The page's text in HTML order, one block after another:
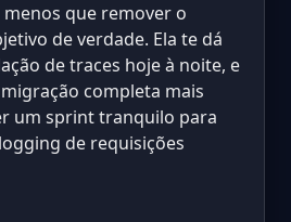
menos que remover o
de verdade. Ela te dá
de traces hoje à noite, e
completa mais
um sprint tranquilo para
de requisições